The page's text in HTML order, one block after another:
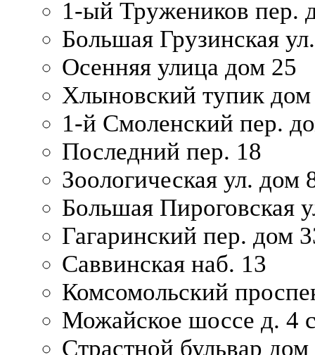
1-ый Тружеников пер.
Большая Грузинская
Осенняя улица дом 25
Хлыновский тупик
1-й Смоленский пер.
Последний пер. 18
Зоологическая ул. дом
Большая Пироговская
Гагаринский пер. дом
Саввинская наб. 13
Комсомольский
Можайское шоссе д. 4
Страстной бульвар дом